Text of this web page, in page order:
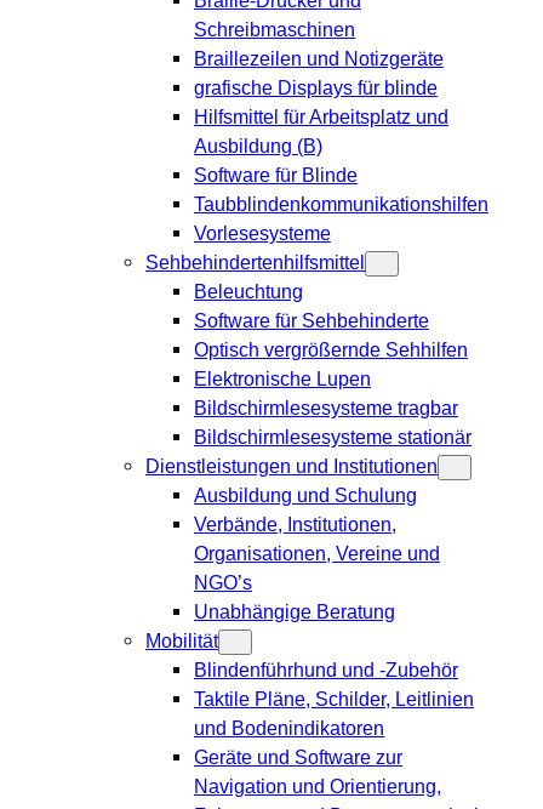
Schreibmaschinen
Braillezeilen und Notizgeräte
grafische Displays für blinde
Hilfsmittel für Arbeitsplatz und
Ausbildung (B)
Software für Blinde
Taubblindenkommunikationshilfen
Vorlesesysteme
Sehbehindertenhilfsmittel
Beleuchtung
Software für Sehbehinderte
Optisch vergrößernde Sehhilfen
Elektronische Lupen
Bildschirmlesesysteme tragbar
Bildschirmlesesysteme stationär
Dienstleistungen und Institutionen
Ausbildung und Schulung
Verbände, Institutionen,
Organisationen, Vereine und
NGO’s
Unabhängige Beratung
Mobilität
Blindenführhund und -Zubehör
Taktile Pläne, Schilder, Leitlinien
und Bodenindikatoren
Geräte und Software zur
Navigation und Orientierung,